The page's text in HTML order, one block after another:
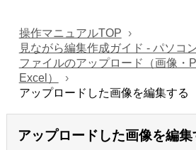
操作マニュアルTOP
見ながら編集作成ガイド - パソコ
ファイルのアップロード（画像・
Excel）
アップロードした画像を編集する
アップロードした画像を編集